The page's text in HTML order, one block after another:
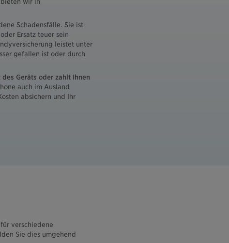
wir in
Schadensfälle. Sie ist
Ersatz teuer sein
leistet unter
gefallen ist oder durch
Geräts oder zahlt Ihnen
auch im Ausland
absichern und Ihr
verschiedene
Sie dies umgehend